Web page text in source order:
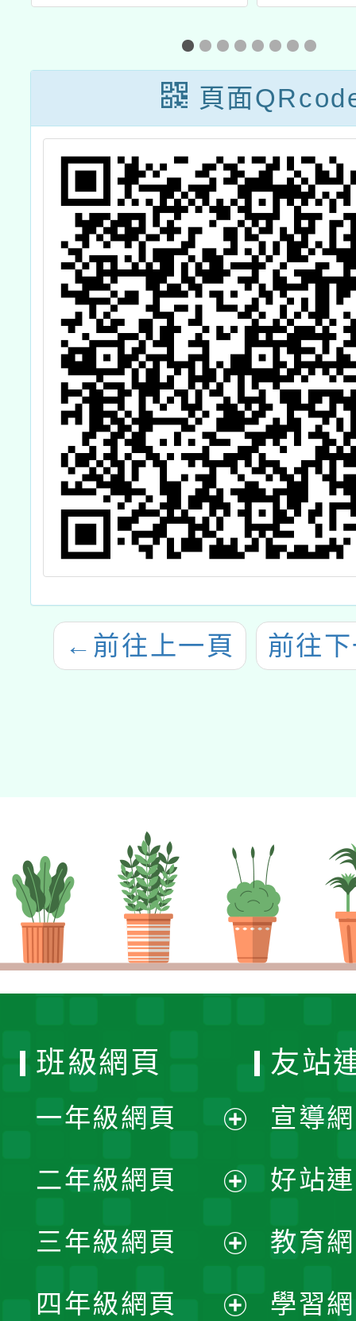
頁面
← 前往上一頁 前往
班級網頁
一年級網頁
開
選
單
二年級網頁
開
選
三年級網頁
四年級網頁
友站
宣導
好站
教育
學習